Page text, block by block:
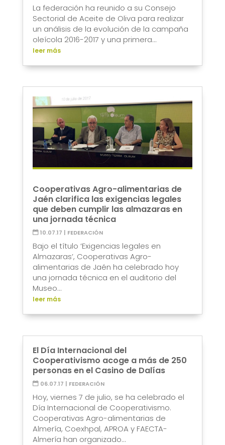
La federación ha reunido a su Consejo
Sectorial de Aceite de Oliva para realizar
un análisis de la evolución de la campaña
oleícola 2016-2017 y una primera...
leer más
Cooperativas Agro-alimentarias de
Jaén clarifica las exigencias legales
que deben cumplir las almazaras en
una jornada técnica
10.07.17 | FEDERACIÓN
Bajo el título ‘Exigencias legales en
Almazaras’, Cooperativas Agro-
alimentarias de Jaén ha celebrado hoy
una jornada técnica en el auditorio del
Museo...
leer más
El Día Internacional del
Cooperativismo acoge a más de 250
personas en el Casino de Dalías
06.07.17 | FEDERACIÓN
Hoy, viernes 7 de julio, se ha celebrado el
Día Internacional de Cooperativismo.
Cooperativas Agro-alimentarias de
Almería, Coexhpal, APROA y FAECTA-
Almería han organizado...